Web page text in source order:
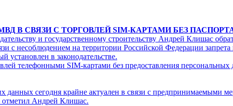
В СВЯЗИ С ТОРГОВЛЕЙ SIM-КАРТАМИ БЕЗ
и государственному строительству Андрей Клишас
несоблюдением на территории Российской Федерации запрета
установлен в законодательстве.
телефонными SIM-картами без предоставления
данных сегодня крайне актуален в связи с предпринимаемыми
отметил Андрей Клишас.